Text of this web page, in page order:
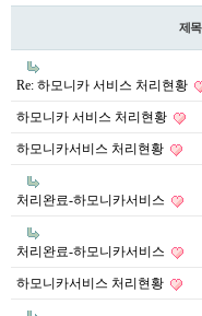
제목
Re: 하모니카 서비스 처리현황
하모니카 서비스 처리현황
하모니카서비스 처리현황
처리완료-하모니카서비스
처리완료-하모니카서비스
하모니카서비스 처리현황